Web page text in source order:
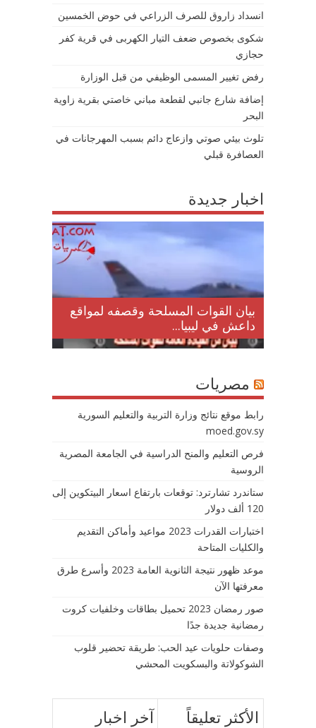
انسداد زاروق للصرف الزراعي في حوض الخمسين
شكوى بخصوص ضعف التيار الكهربى في قرية كفر
حجازي
رفض تغيير المسمى الوظيفي من قبل الوزارة
إضافة شارع جانبي لقطعة مباني خاصتي بقرية زاوية
البحر
تلوث بيئي صوتي وازعاج دائم بسبب المهرجانات في
العصافرة قبلي
اخبار جديدة
بيان القوات المسلحة وقصفه لمواقع
داعش في ليبيا...
مصريات
رابط موقع نتائج وزارة التربية والتعليم السورية
moed.gov.sy
فرص التعليم والمنح الدراسية في الجامعة المصرية
الروسية
ستاندرد تشارترد: توقعات بارتفاع اسعار البيتكوين إلى
120 ألف دولار
اختبارات القدرات 2023 مواعيد وأماكن التقديم
والكليات المتاحة
موعد ظهور نتيجة الثانوية العامة 2023 وأسرع طرق
معرفتها الآن
صور رمضان 2023 تحميل بطاقات وخلفيات كروت
رمضانية جديدة جدًا
وصفات حلويات عيد الحب: طريقة تحضير قلوب
الشوكولاتة والبسكويت المحشي
آخر اخبار الأكثر تعليقاً